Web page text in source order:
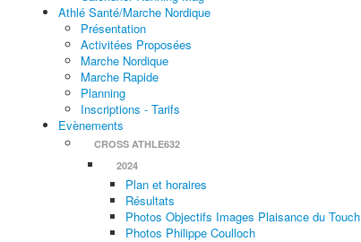
Athlé Santé/Marche Nordique
Présentation
Activitées Proposées
Marche Nordique
Marche Rapide
Planning
Inscriptions - Tarifs
Evènements
CROSS ATHLE632
2024
Plan et horaires
Résultats
Photos Objectifs Images Plaisance du Touch
Photos Philippe Coulloch